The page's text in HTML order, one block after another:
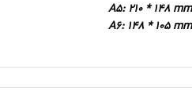
A5: 210 * 148 mm
A6: 148 * 105 mm